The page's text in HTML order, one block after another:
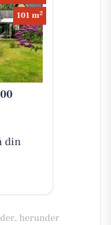
101 m2
din
herunder